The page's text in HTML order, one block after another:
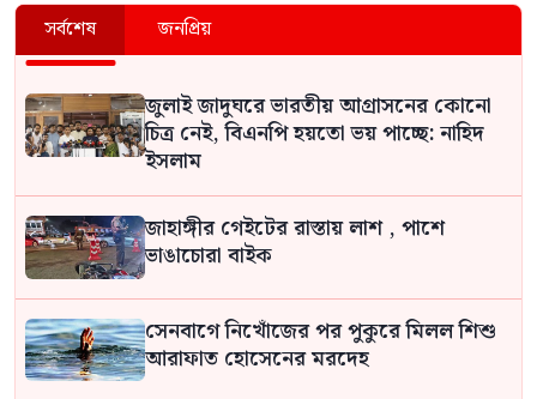
সর্বশেষ জনপ্রিয়
জুলাই জাদুঘরে ভারতীয় আগ্রাসনের কোনো
চিত্র নেই, বিএনপি হয়তো ভয় পাচ্ছে: নাহিদ
ইসলাম
জাহাঙ্গীর গেইটের রাস্তায় লাশ , পাশে
ভাঙাচোরা বাইক
সেনবাগে নিখোঁজের পর পুকুরে মিলল শিশু
আরাফাত হোসেনের মরদেহ